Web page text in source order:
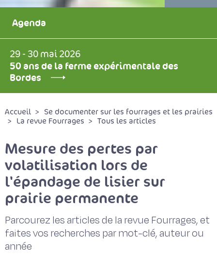
Agenda
29 - 30 mai 2026
50 ans de la ferme expérimentale des
Bordes
Accueil
Se documenter sur les fourrages et les prairies
La revue Fourrages
Tous les articles
Mesure des pertes par
volatilisation lors de
l'épandage de lisier sur
prairie permanente
Parcourez les articles de la revue Fourrages, et
faites vos recherches par mot-clé, auteur ou
année